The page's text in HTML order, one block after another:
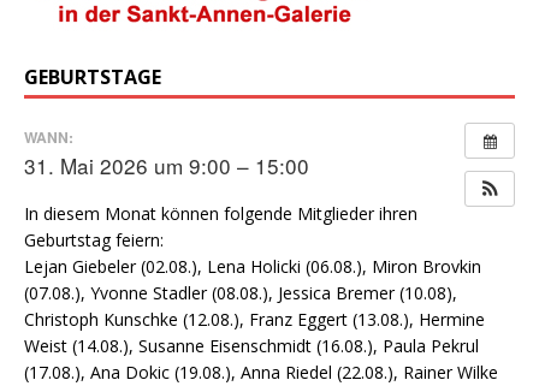
GEBURTSTAGE
WANN:
31. Mai 2026 um 9:00 – 15:00
In diesem Monat können folgende Mitglieder ihren
Geburtstag feiern:
Lejan Giebeler (02.08.), Lena Holicki (06.08.), Miron Brovkin
(07.08.), Yvonne Stadler (08.08.), Jessica Bremer (10.08),
Christoph Kunschke (12.08.), Franz Eggert (13.08.), Hermine
Weist (14.08.), Susanne Eisenschmidt (16.08.), Paula Pekrul
(17.08.), Ana Dokic (19.08.), Anna Riedel (22.08.), Rainer Wilke